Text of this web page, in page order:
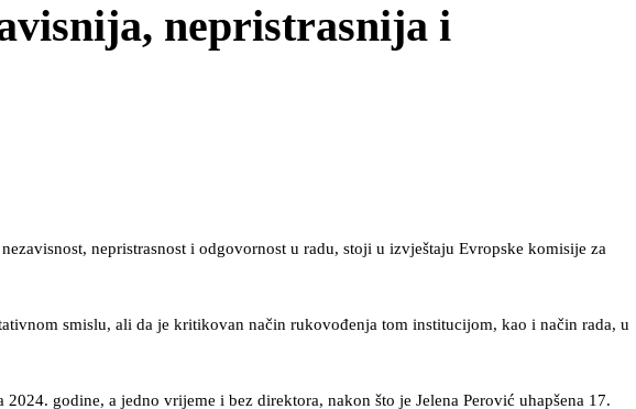
nepristrasnija i
nepristrasnost i odgovornost u radu, stoji u izvještaju Evropske komisije za
smislu, ali da je kritikovan način rukovođenja tom institucijom, kao i način rada, u
godine, a jedno vrijeme i bez direktora, nakon što je Jelena Perović uhapšena 17.